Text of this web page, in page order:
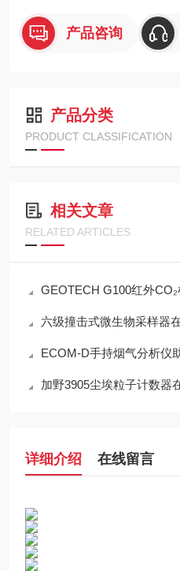
产品咨询
产品分类
PRODUCT CLASSIFICATION
相关文章
RELATED ARTICLES
GEOTECH G100红外
六级撞击式微生物采样器在
ECOM-D手持烟气分析仪
加野3905尘埃粒子计数器在
详细介绍 在线留言